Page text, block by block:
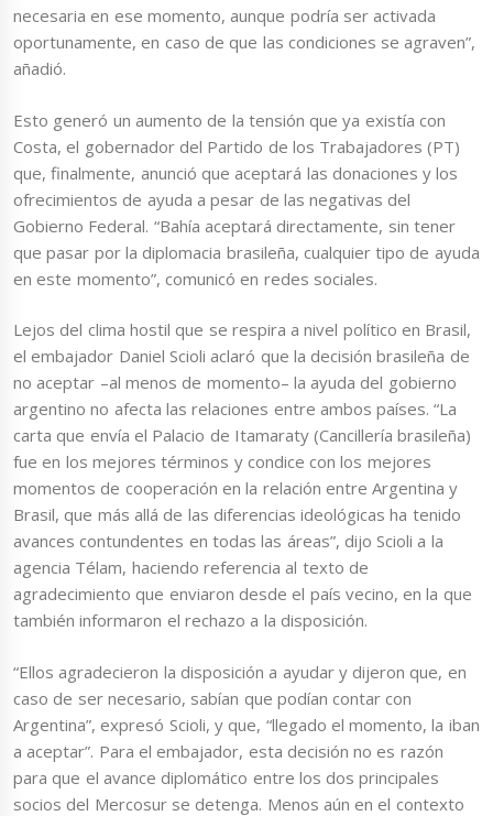
necesaria en ese momento, aunque podría ser activada
oportunamente, en caso de que las condiciones se agraven”,
añadió.
Esto generó un aumento de la tensión que ya existía con
Costa, el gobernador del Partido de los Trabajadores (PT)
que, finalmente, anunció que aceptará las donaciones y los
ofrecimientos de ayuda a pesar de las negativas del
Gobierno Federal. “Bahía aceptará directamente, sin tener
que pasar por la diplomacia brasileña, cualquier tipo de ayuda
en este momento”, comunicó en redes sociales.
Lejos del clima hostil que se respira a nivel político en Brasil,
el embajador Daniel Scioli aclaró que la decisión brasileña de
no aceptar –al menos de momento– la ayuda del gobierno
argentino no afecta las relaciones entre ambos países. “La
carta que envía el Palacio de Itamaraty (Cancillería brasileña)
fue en los mejores términos y condice con los mejores
momentos de cooperación en la relación entre Argentina y
Brasil, que más allá de las diferencias ideológicas ha tenido
avances contundentes en todas las áreas”, dijo Scioli a la
agencia Télam, haciendo referencia al texto de
agradecimiento que enviaron desde el país vecino, en la que
también informaron el rechazo a la disposición.
“Ellos agradecieron la disposición a ayudar y dijeron que, en
caso de ser necesario, sabían que podían contar con
Argentina”, expresó Scioli, y que, “llegado el momento, la iban
a aceptar”. Para el embajador, esta decisión no es razón
para que el avance diplomático entre los dos principales
socios del Mercosur se detenga. Menos aún en el contexto